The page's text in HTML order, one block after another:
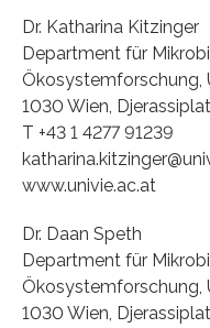
Dr. Katharina Kitzinger
Department für
Ökosystemforschung,
1030 Wien,
T +43 1 4277 91239
www.univie.ac.at
Dr. Daan Speth
Department für
Ökosystemforschung,
1030 Wien,